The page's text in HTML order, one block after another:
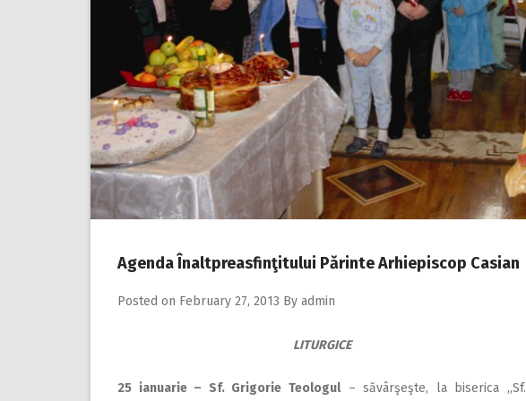
Agenda Înaltpreasfinţitului Părinte Arhiepiscop Casian
Posted on February 27, 2013 By admin
LITURGICE
25 ianuarie – Sf. Grigorie Teologul– săvârşeşte, la biserica ,,Sf.